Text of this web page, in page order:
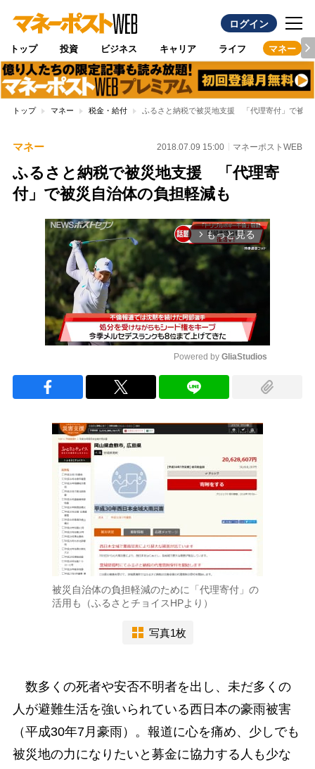
ログイン
トップ 投資 ビジネス キャリア ライフ マネー
トップ マネー 税金・給付 ふるさと納税で被災地支援 「代理寄付」で被災
マネー 2018.07.09 15:00 マネーポストWEB
ふるさと納税で被災地支援 「代理寄
付」で被災自治体の負担軽減も
arrow_forward_ios もっと見る
Powered by GliaStudios
被災自治体の負担軽減のために「代理寄付」の
活用も（ふるさとチョイスHPより）
写真1枚
数多くの死者や安否不明者を出し、未だ多くの
人が避難生活を強いられている西日本の豪雨被害
（平成30年7月豪雨）。報道に心を痛め、少しでも
被災地の力になりたいと募金に協力する人も少な